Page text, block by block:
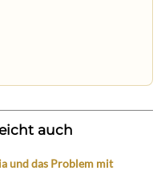
auch
und das Problem mit